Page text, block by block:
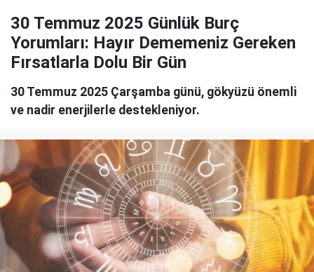
30 Temmuz 2025 Günlük Burç
Yorumları: Hayır Dememeniz Gereken
Fırsatlarla Dolu Bir Gün
30 Temmuz 2025 Çarşamba günü, gökyüzü önemli
ve nadir enerjilerle destekleniyor.